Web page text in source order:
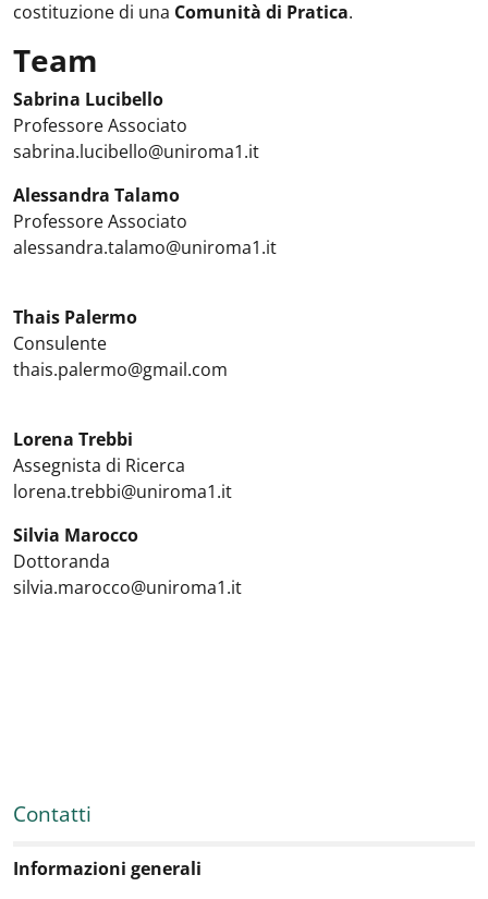
costituzione di una Comunità di Pratica.
Team
Sabrina Lucibello
Professore Associato
sabrina.lucibello@uniroma1.it
Alessandra Talamo
Professore Associato
alessandra.talamo@uniroma1.it
Thais Palermo
Consulente
thais.palermo@gmail.com
Lorena Trebbi
Assegnista di Ricerca
lorena.trebbi@uniroma1.it
Silvia Marocco
Dottoranda
silvia.marocco@uniroma1.it
Contatti
Informazioni generali